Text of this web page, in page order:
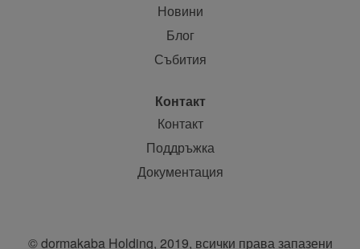
Новини
Блог
Събития
Контакт
Контакт
Поддръжка
Документация
© dormakaba Holding, 2019, всички права запазени